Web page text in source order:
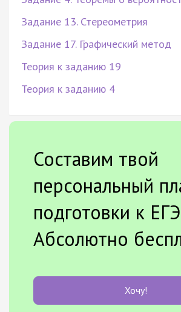
Задание 13. Стереометрия
Задание 17. Графический метод
Теория к заданию 19
Теория к заданию 4
Составим твой
персональный
подготовки к
Абсолютно
Хочу!